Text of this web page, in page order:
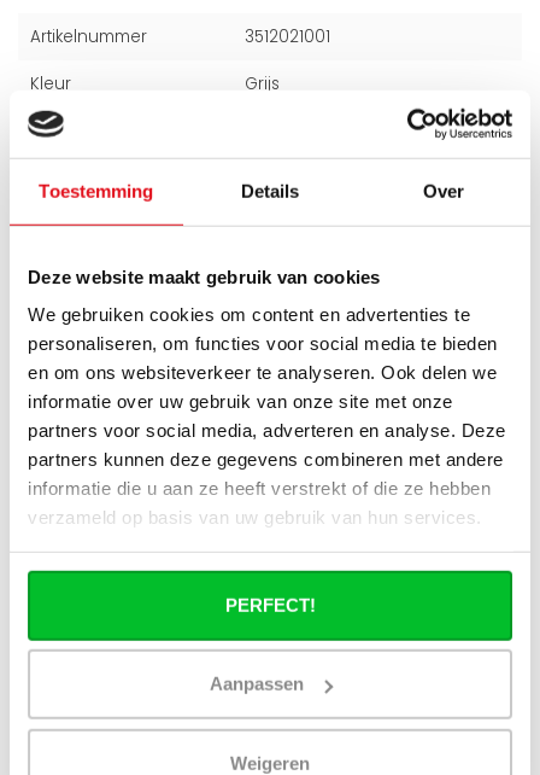
Toestemming Details Over
Deze website maakt gebruik van cookies
We gebruiken cookies om content en advertenties te
personaliseren, om functies voor social media te bieden
en om ons websiteverkeer te analyseren. Ook delen we
informatie over uw gebruik van onze site met onze
partners voor social media, adverteren en analyse. Deze
partners kunnen deze gegevens combineren met andere
informatie die u aan ze heeft verstrekt of die ze hebben
verzameld op basis van uw gebruik van hun services.
PERFECT!
Aanpassen
Weigeren
Artikelnummer 3512021001
Kleur Grijs
Hoogte
Dikte 215 mm
Heb je een vraag over dit product ?
Simon helpt je graag en kan al je vragen beantwoorden.
Stuur een bericht
Ruim assortiment
Levering uit eigen
14 dagen bedenktijd
Niet goed = Geld terug
Zelf ophalen in de
Wij zijn 6 dagen per
Snelle levering in
Geen onverwachte